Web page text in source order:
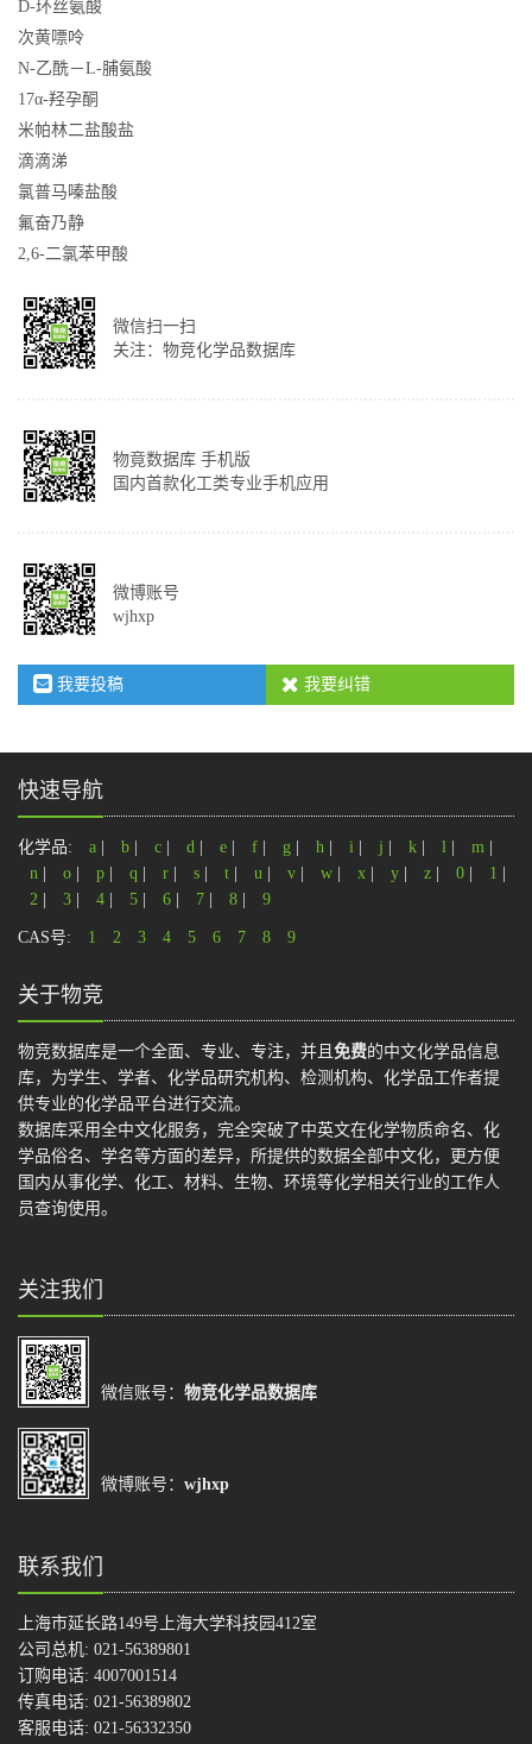
D-环丝氨酸
次黄嘌呤
N-乙酰－L-脯氨酸
17α-羟孕酮
米帕林二盐酸盐
滴滴涕
氯普马嗪盐酸
氟奋乃静
2,6-二氯苯甲酸
微信扫一扫
关注：物竞化学品数据库
物竟数据库 手机版
国内首款化工类专业手机应用
微博账号
wjhxp
我要投稿 我要纠错
快速导航
化学品: a b c d e f g h i j k l m
n
o p q r s t u v w x y z 0 1
2
3 4 5 6 7 8 9
CAS号: 1 2 3 4 5 6 7 8 9
关于物竞
物竞数据库是一个全面、专业、专注，并且 免费的中文化学品信息
库，为学生、学者、化学品研究机构、检测机构、化学品工作者提
供专业的化学品平台进行交流。
数据库采用全中文化服务，完全突破了中英文在化学物质命名、化
学品俗名、学名等方面的差异，所提供的数据全部中文化，更方便
国内从事化学、化工、材料、生物、环境等化学相关行业的工作人
员查询使用。
关注我们
微信账号： 物竞化学品数据库
微博账号： wjhxp
联系我们
上海市延长路149号上海大学科技园412室
公司总机: 021-56389801
订购电话: 4007001514
传真电话: 021-56389802
客服电话: 021-56332350